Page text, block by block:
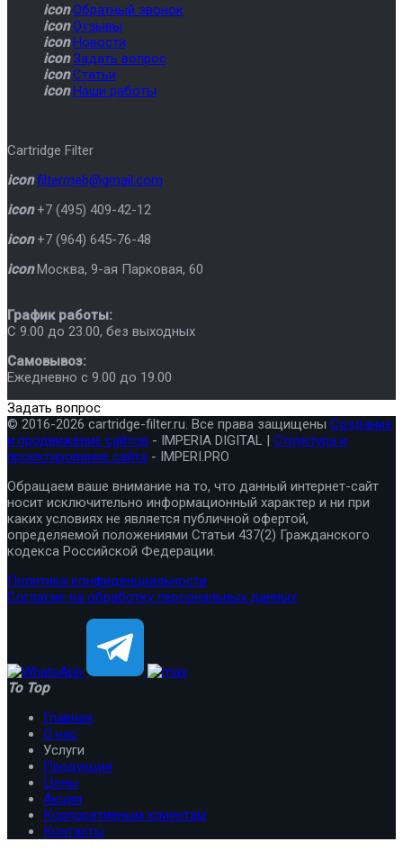
icon Обратный звонок
icon Отзывы
icon Новости
icon Задать вопрос
icon Статьи
icon Наши работы
Cartridge Filter
icon filtermeb@gmail.com
icon +7 (495) 409-42-12
icon +7 (964) 645-76-48
icon Москва, 9-ая Парковая, 60
График работы:
C 9.00 до 23.00, без выходных
Самовывоз:
Ежедневно с 9.00 до 19.00
Задать вопрос
© 2016-2026 cartridge-filter.ru. Все права защищены Создание
и продвижение сайтов - IMPERIA DIGITAL | Структура и
проектирование сайта - IMPERI.PRO
Обращаем ваше внимание на то, что данный интернет-сайт
носит исключительно информационный характер и ни при
каких условиях не является публичной офертой,
определяемой положениями Статьи 437(2) Гражданского
кодекса Российской Федерации.
Политика конфиденциальности
Согласие на обработку персональных данных
To Top
Главная
О нас
Услуги
Продукция
Цены
Акции
Корпоративным клиентам
Контакты